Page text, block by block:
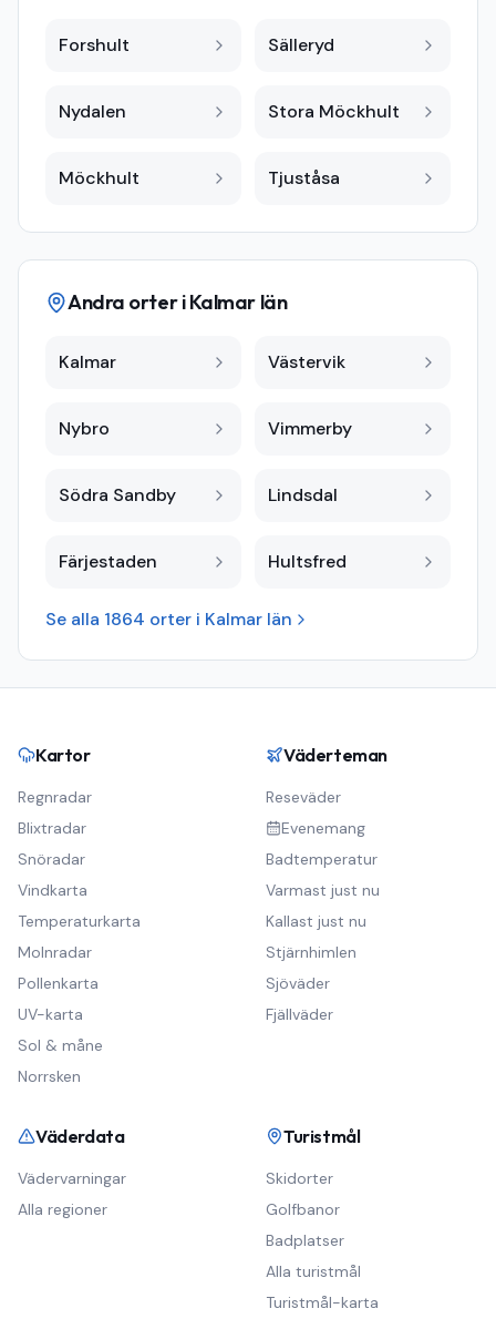
Forshult Sälleryd
Nydalen Stora Möckhult
Möckhult Tjuståsa
Andra orter iKalmar län
Kalmar Västervik
Nybro Vimmerby
Södra Sandby Lindsdal
Färjestaden Hultsfred
Se alla 1864 orter i Kalmar län
Kartor
Regnradar
Blixtradar
Snöradar
Vindkarta
Temperaturkarta
Molnradar
Pollenkarta
UV-karta
Sol & måne
Norrsken
Väderteman
Reseväder
Evenemang
Badtemperatur
Varmast just nu
Kallast just nu
Stjärnhimlen
Sjöväder
Fjällväder
Väderdata
Vädervarningar
Alla regioner
Turistmål
Skidorter
Golfbanor
Badplatser
Alla turistmål
Turistmål-karta